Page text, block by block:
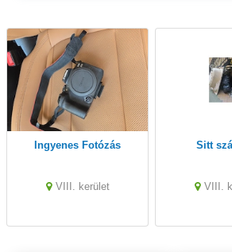
Ingyenes Fotózás
VIII. kerület
sitt
VIII.